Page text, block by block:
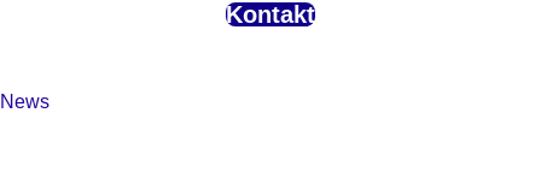
Kontakt
News